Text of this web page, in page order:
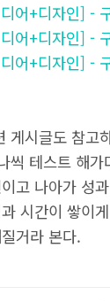
+디자인] -
+디자인] -
+디자인] -
게시글도 참
씩 테스트 해
고 나아가 성
시간이 쌓이
거라 본다.